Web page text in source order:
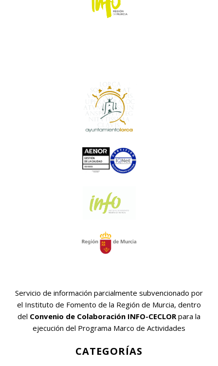
Servicio de información parcialmente subvencionado por
el Instituto de Fomento de la Región de Murcia, dentro
del Convenio de Colaboración INFO-CECLOR para la
ejecución del Programa Marco de Actividades
CATEGORÍAS